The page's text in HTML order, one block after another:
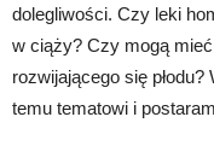
dolegliwości. Czy leki
w ciąży? Czy mogą
rozwijającego się
temu tematowi i